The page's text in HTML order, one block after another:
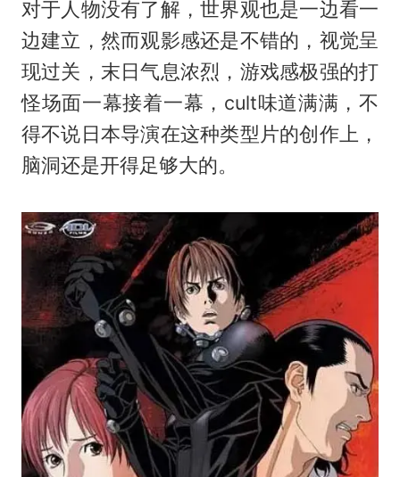
对于人物没有了解，世界观也是一边看一
边建立，然而观影感还是不错的，视觉呈
现过关，末日气息浓烈，游戏感极强的打
怪场面一幕接着一幕，cult味道满满，不
得不说日本导演在这种类型片的创作上，
脑洞还是开得足够大的。